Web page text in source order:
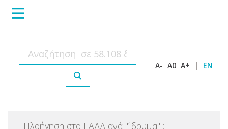
A- A0 A+ | EN
Πλοήγηση στο ΕΑΔΔ ανά "Ίδρυμα" :